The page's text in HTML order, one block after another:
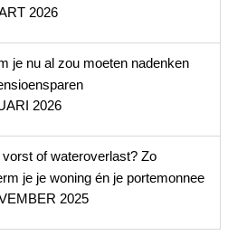
2026
je nu al zou moeten nadenken
2026
of wateroverlast? Zo
je je woning én je portemonnee
2025